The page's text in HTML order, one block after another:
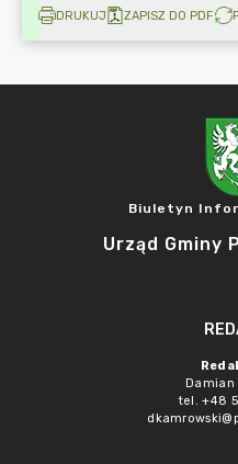
DRUKUJ ZAPISZ DO PDF
Biuletyn
Urząd Gminy
Damian
tel. +48